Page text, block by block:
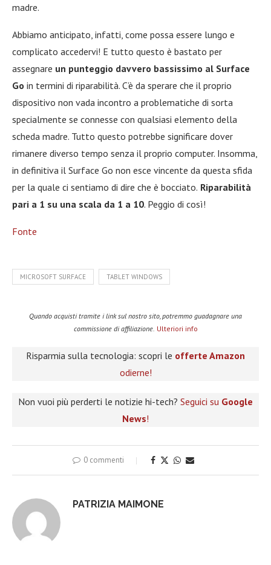
madre.
Abbiamo anticipato, infatti, come possa essere lungo e
complicato accedervi! E tutto questo è bastato per
assegnare un punteggio davvero bassissimo al Surface
Go in termini di riparabilità. C’è da sperare che il proprio
dispositivo non vada incontro a problematiche di sorta
specialmente se connesse con qualsiasi elemento della
scheda madre. Tutto questo potrebbe significare dover
rimanere diverso tempo senza il proprio computer. Insomma,
in definitiva il Surface Go non esce vincente da questa sfida
per la quale ci sentiamo di dire che è bocciato. Riparabilità
pari a 1 su una scala da 1 a 10. Peggio di così!
Fonte
MICROSOFT SURFACE TABLET WINDOWS
Quando acquisti tramite i link sul nostro sito, potremmo guadagnare una
commissione di affiliazione. Ulteriori info
Risparmia sulla tecnologia: scopri le offerte Amazon
odierne!
Non vuoi più perderti le notizie hi-tech? Seguici su Google
News!
0 commenti
PATRIZIA MAIMONE